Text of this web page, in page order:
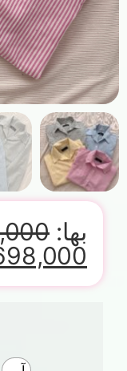
بها: